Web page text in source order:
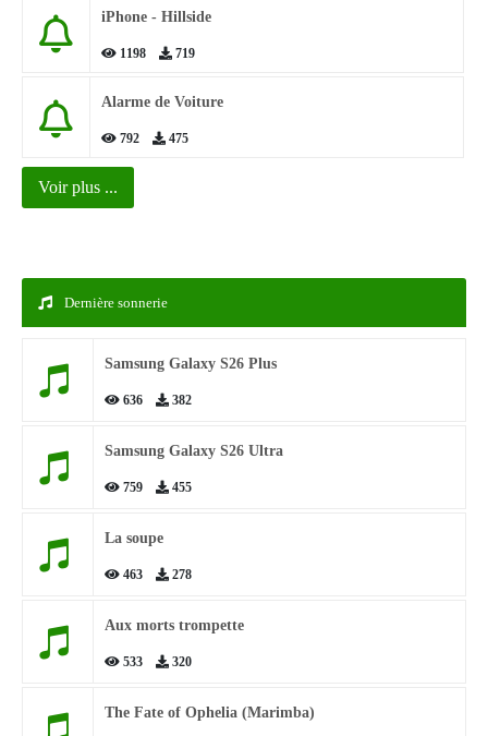
iPhone - Hillside
1198 719
Alarme de Voiture
792 475
Voir plus ...
Dernière sonnerie
Samsung Galaxy S26 Plus
636 382
Samsung Galaxy S26 Ultra
759 455
La soupe
463 278
Aux morts trompette
533 320
The Fate of Ophelia (Marimba)